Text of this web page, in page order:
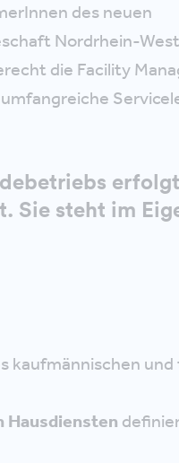
des neuen
Nordrhein-
die Facility
Sie steht im
kaufmännischen
Hausdiensten